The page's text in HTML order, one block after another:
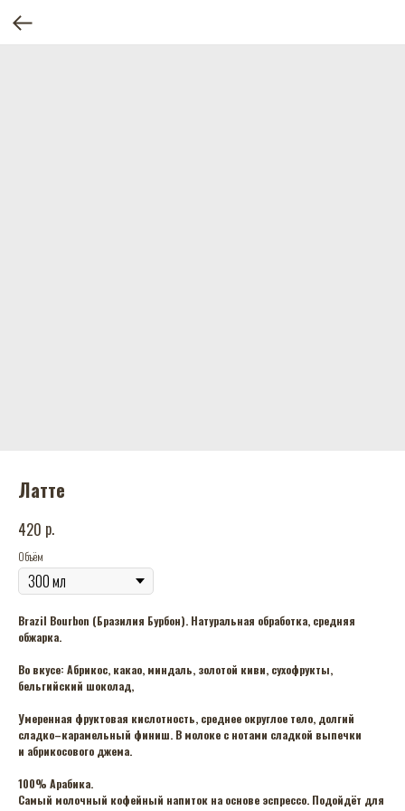
Латте
420 р.
Объём
Brazil Bourbon (Бразилия Бурбон). Натуральная обработка, средняя
обжарка.
Во вкусе: Абрикос, какао, миндаль, золотой киви, сухофрукты,
бельгийский шоколад,
Умеренная фруктовая кислотность, среднее округлое тело, долгий
сладко–карамельный финиш. В молоке с нотами сладкой выпечки
и абрикосового джема.
100% Арабика.
Самый молочный кофейный напиток на основе эспрессо. Подойдёт для